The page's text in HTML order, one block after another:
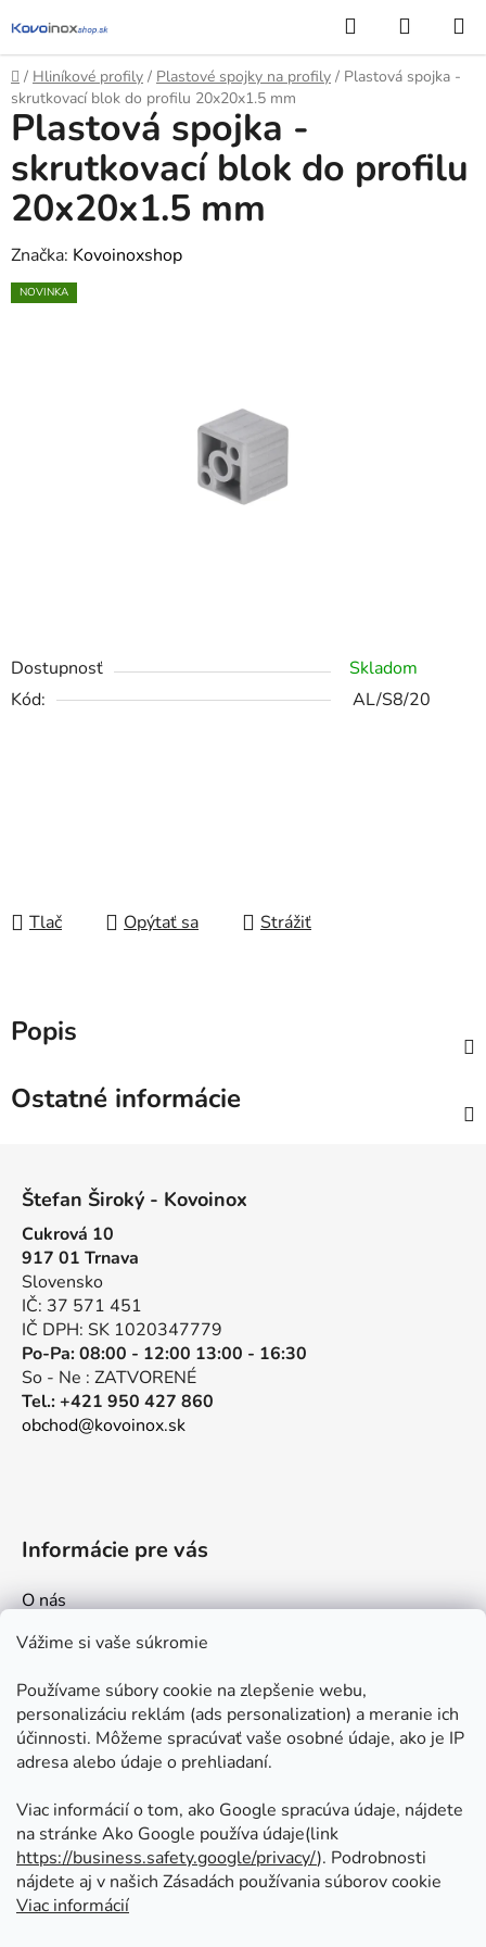
Vážime si vaše súkromie
Používame súbory cookie na zlepšenie webu,
personalizáciu reklám (ads personalization) a meranie ich
účinnosti. Môžeme spracúvať vaše osobné údaje, ako je IP
adresa alebo údaje o prehliadaní.
Viac informácií o tom, ako Google spracúva údaje, nájdete
na stránke Ako Google používa údaje(link
https://business.safety.google/privacy/⁩). Podrobnosti
nájdete aj v našich Zásadách používania súborov cookie
Viac informácií
na
obsah
Hľadať
KOŠÍK
Domov
/ Hliníkové profily / Plastové spojky na profily / Plastová spojka -
skrutkovací blok do profilu 20x20x1.5 mm
Dostupnosť
Skladom
Kód:
AL/S8/20
Tlač Opýtať sa Strážiť
Plastová spojka -
skrutkovací blok do profilu
20x20x1.5 mm
Značka: Kovoinoxshop
NOVINKA
Popis
Ostatné informácie
Štefan Široký - Kovoinox
Cukrová 10
917 01 Trnava
Slovensko
IČ: 37 571 451
IČ DPH: SK 1020347779
Po-Pa: 08:00 - 12:00 13:00 - 16:30
So - Ne : ZATVORENÉ
Tel.: +421 950 427 860
obchod@kovoinox.sk
Informácie pre vás
O nás
Kontakt
Ako nakupovať
Obchodné podmienky
Ochrana osobných údajov
Odstúpenie od zmluvy
Prijímame online platby